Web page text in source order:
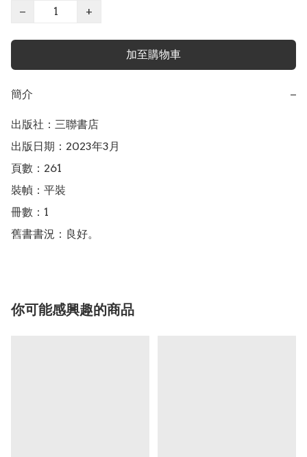
−
+
加至購物車
簡介 −
出版社：三聯書店
出版日期：2023年3月
頁數：261
裝幀：平裝
冊數：1
舊書書況：良好。
你可能感興趣的商品